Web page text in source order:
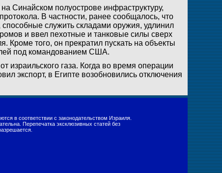
Синайском полуострове инфраструктуру,
В частности, ранее сообщалось, что
способные служить складами оружия, удлинил
и ввел пехотные и танковые силы сверх
Кроме того, он прекратил пускать на объекты
под командованием США.
израильского газа. Когда во время операции
экспорт, в Египте возобновились отключения
в соответствии с законодательством Израиля.
Перепечатка эксклюзивных статей без